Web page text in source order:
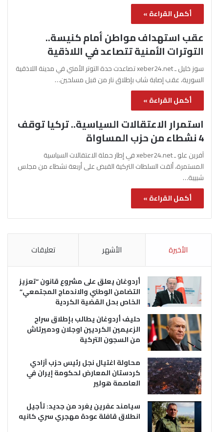
أكمل القراءة »
عقب استهداف مواطن أمام كنيسة..
التوترات الأمنية تتصاعد في اللاذقية
سوز خليل ـ xeber24.net تصاعدت حدة التوتر الأمني في مدينة اللاذقية
السورية، عقب إصابة شاب بإطلاق نار من قبل مسلحين…
أكمل القراءة »
استمرار الاعتقالات السياسية.. تركيا توقف
4 نشطاء من حزب المساواة
آفرين علو ـ xeber24.net في إطار حملة الاعتقالات السياسية
المستمرة، ألقت السلطات التركية القبض على أربعة نشطاء من مجلس
شبيبة…
أكمل القراءة »
الأخيرة الأشهر تعليقات
أردوغان يعلق على مشروع قانون “تعزيز
التضامن الوطني والاندماج المجتمعي”
الخاص بحل القضية الكردية
حليف أردوغان يطالب بإطلاق سراح
الزعيمين الكرديين اوجلان ودميرتاش
من السجون التركية
محاولة اغتيال نجل رئيس حزب آزادي
كردستان المعارض لحكومة إيران في
العاصمة هولير
سيامند عفرين يغرد من جديد: تأجيل
انطلاق قافلة عودة مهجري سري كانيه